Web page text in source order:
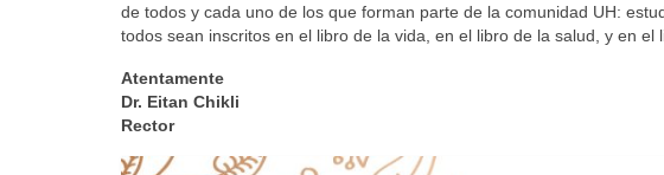
de todos y cada uno de los que forman parte de la comunidad UH:
todos sean inscritos en el libro de la vida, en el libro de la salud, y en el
Atentamente
Dr. Eitan Chikli
Rector